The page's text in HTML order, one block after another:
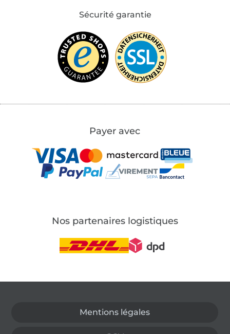
Sécurité garantie
Payer avec
Nos partenaires logistiques
Mentions légales